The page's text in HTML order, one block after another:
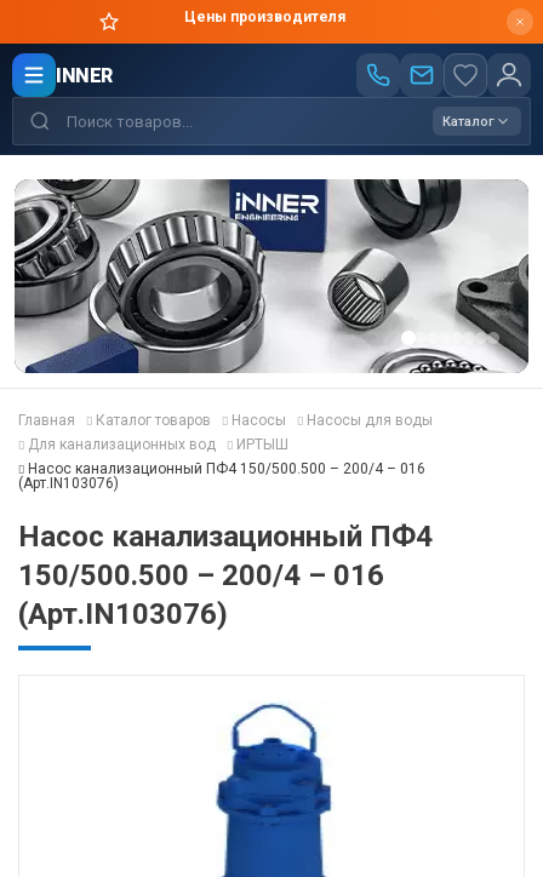
Цены производителя
INNER
Каталог
Главная Каталог товаров Насосы
Насосы для воды
Для канализационных вод
ИРТЫШ
Насос канализационный ПФ4 150/500.500 – 200/4 – 016
(Арт.IN103076)
Насос канализационный ПФ4
150/500.500 – 200/4 – 016
(Арт.IN103076)